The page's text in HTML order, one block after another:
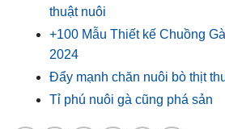
thuật nuôi
+100 Mẫu Thiết kế Chuồng
2024
Đẩy mạnh chăn nuôi bò thịt
Tỉ phú nuôi gà cũng phá sản